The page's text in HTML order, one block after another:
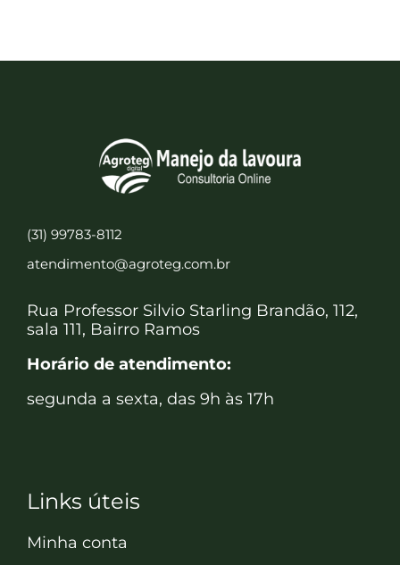
(31) 99783-8112
atendimento@agroteg.com.br
Rua Professor Silvio Starling Brandão, 112,
sala 111, Bairro Ramos
Horário de atendimento:
segunda a sexta, das 9h às 17h
Links úteis
Minha conta